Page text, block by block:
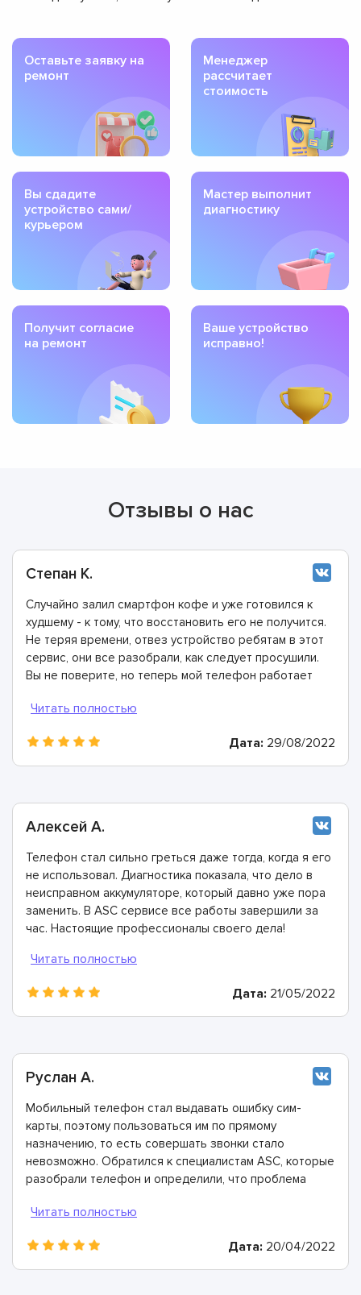
Оставьте заявку на
ремонт
Менеджер
рассчитает
стоимость
Вы сдадите
устройство сами/
курьером
Мастер выполнит
диагностику
Получит согласие
на ремонт
Ваше устройство
исправно!
Отзывы о нас
Степан К.
Случайно залил смартфон кофе и уже готовился к
худшему - к тому, что восстановить его не получится.
Не теряя времени, отвез устройство ребятам в этот
сервис, они все разобрали, как следует просушили.
Вы не поверите, но теперь мой телефон работает
Дата: 29/08/2022
Алексей А.
Телефон стал сильно греться даже тогда, когда я его
не использовал. Диагностика показала, что дело в
неисправном аккумуляторе, который давно уже пора
заменить. В ASC сервисе все работы завершили за
час. Настоящие профессионалы своего дела!
Дата: 21/05/2022
Руслан А.
Мобильный телефон стал выдавать ошибку сим-
карты, поэтому пользоваться им по прямому
назначению, то есть совершать звонки стало
невозможно. Обратился к специалистам ASC, которые
разобрали телефон и определили, что проблема
телефона. Почистили их всего за 20 минут и теперь
Дата: 20/04/2022